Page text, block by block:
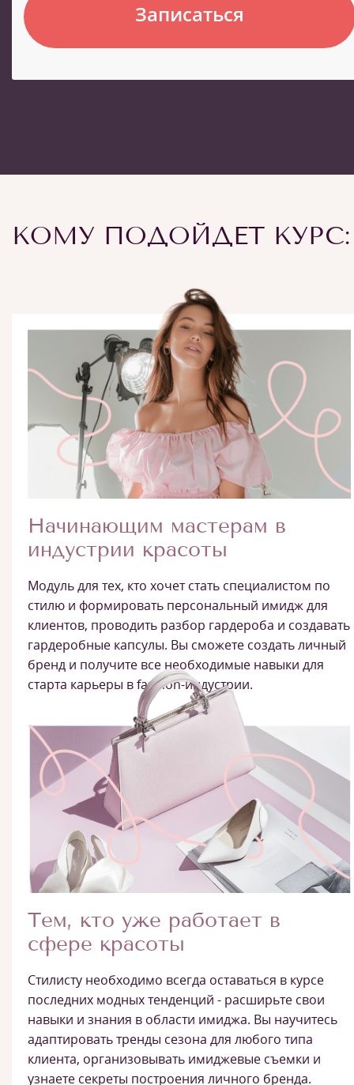
Записаться
КОМУ ПОДОЙДЕТ КУРС:
Начинающим мастерам в
индустрии красоты
Модуль для тех, кто хочет стать специалистом по
стилю и формировать персональный имидж для
клиентов, проводить разбор гардероба и создавать
гардеробные капсулы. Вы сможете создать личный
бренд и получите все необходимые навыки для
старта карьеры в fashion-индустрии.
Тем, кто уже работает в
сфере красоты
Стилисту необходимо всегда оставаться в курсе
последних модных тенденций - расширьте свои
навыки и знания в области имиджа. Вы научитесь
адаптировать тренды сезона для любого типа
клиента, организовывать имиджевые съемки и
узнаете секреты построения личного бренда.